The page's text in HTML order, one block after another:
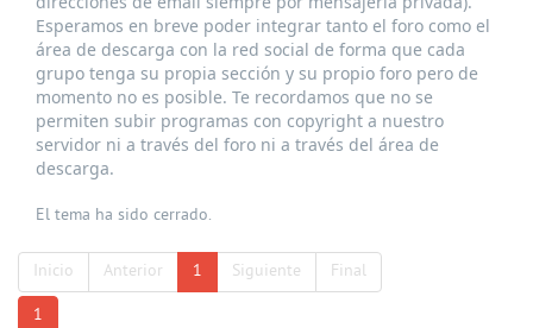
Esperamos en breve poder integrar tanto el foro como el
área de descarga con la red social de forma que cada
grupo tenga su propia sección y su propio foro pero de
momento no es posible. Te recordamos que no se
permiten subir programas con copyright a nuestro
servidor ni a través del foro ni a través del área de
descarga.
El tema ha sido cerrado.
Inicio Anterior 1 Siguiente Final
1